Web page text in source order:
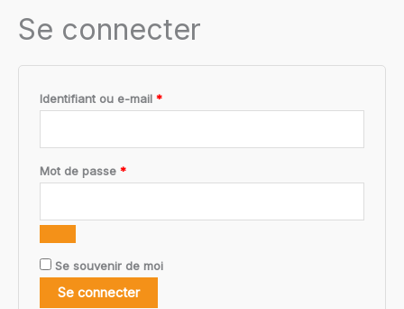
Se connecter
Identifiant ou e-mail *Obligatoire
Mot de passe *Obligatoire
Se souvenir de moi
Se connecter